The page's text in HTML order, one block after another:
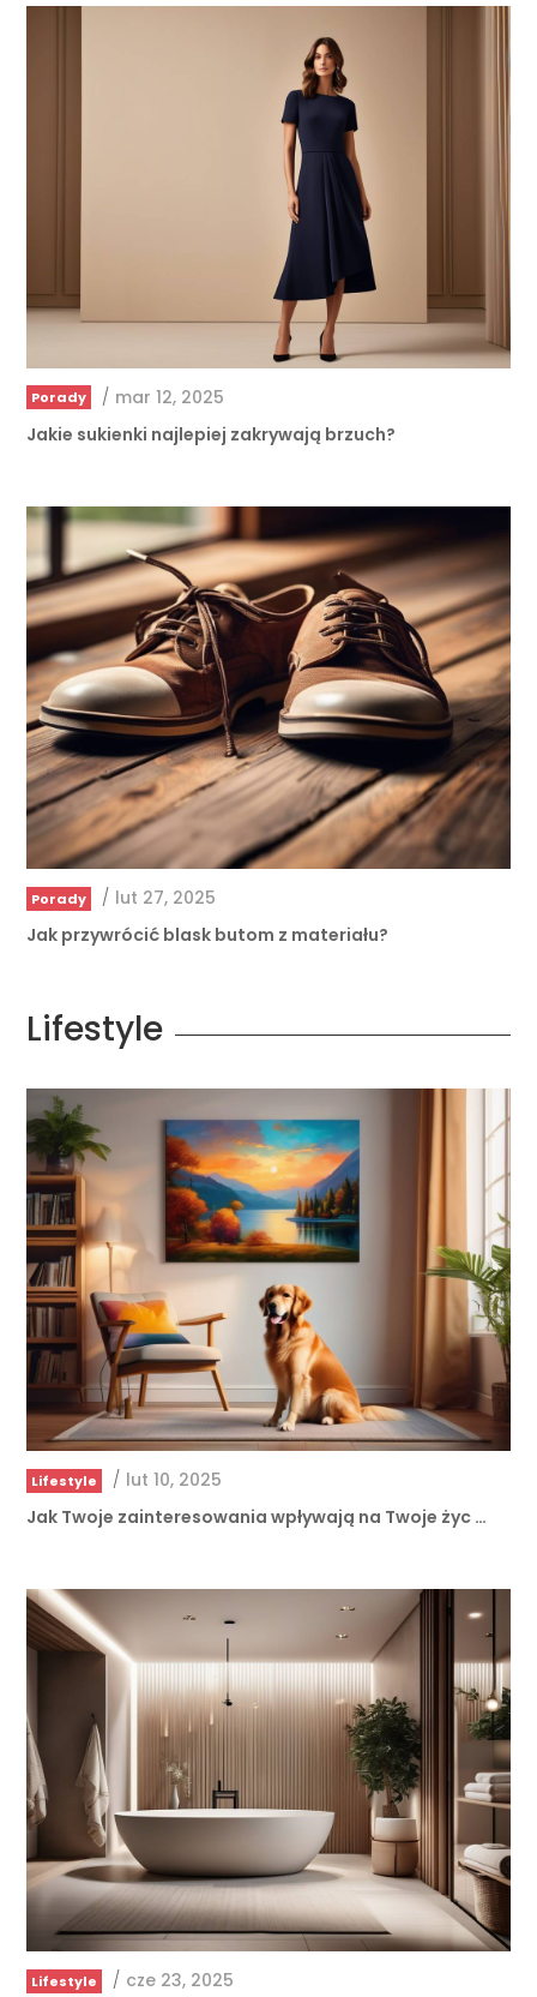
Jakie sukienki najlepiej zakrywają brzuch?
Porady / lut 27, 2025
Jak przywrócić blask butom z materiału?
Lifestyle / lut 10, 2025
Jak Twoje zainteresowania wpływają na Twoje życ …
Lifestyle / cze 23, 2025
Jak urządzić małą łazienkę na wzór domowego …